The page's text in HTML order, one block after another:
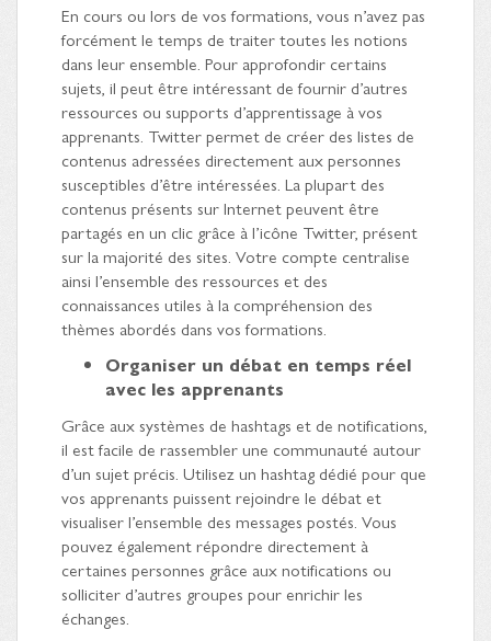
En cours ou lors de vos formations, vous n’avez pas
forcément le temps de traiter toutes les notions
dans leur ensemble. Pour approfondir certains
sujets, il peut être intéressant de fournir d’autres
ressources ou supports d’apprentissage à vos
apprenants. Twitter permet de créer des listes de
contenus adressées directement aux personnes
susceptibles d’être intéressées. La plupart des
contenus présents sur Internet peuvent être
partagés en un clic grâce à l’icône Twitter, présent
sur la majorité des sites. Votre compte centralise
ainsi l’ensemble des ressources et des
connaissances utiles à la compréhension des
thèmes abordés dans vos formations.
Organiser un débat en temps réel
avec les apprenants
Grâce aux systèmes de hashtags et de notifications,
il est facile de rassembler une communauté autour
d’un sujet précis. Utilisez un hashtag dédié pour que
vos apprenants puissent rejoindre le débat et
visualiser l’ensemble des messages postés. Vous
pouvez également répondre directement à
certaines personnes grâce aux notifications ou
solliciter d’autres groupes pour enrichir les
échanges.